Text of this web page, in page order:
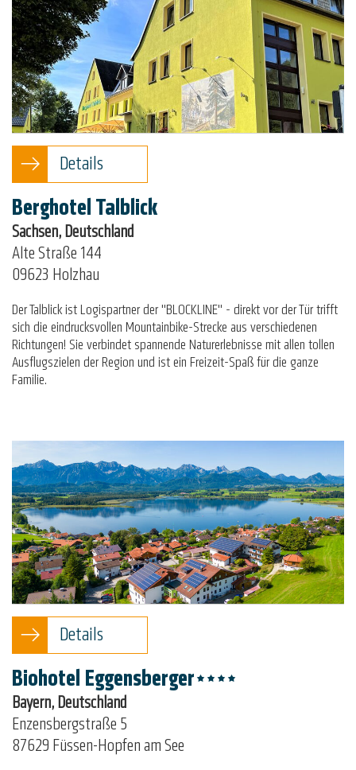
Details
Berghotel Talblick
Sachsen, Deutschland
Alte Straße 144
09623 Holzhau
Der Talblick ist Logispartner der "BLOCKLINE" - direkt vor der Tür trifft
sich die eindrucksvollen Mountainbike-Strecke aus verschiedenen
Richtungen! Sie verbindet spannende Naturerlebnisse mit allen tollen
Ausflugszielen der Region und ist ein Freizeit-Spaß für die ganze
Familie.
Details
Biohotel Eggensberger
Bayern, Deutschland
Enzensbergstraße 5
87629 Füssen-Hopfen am See